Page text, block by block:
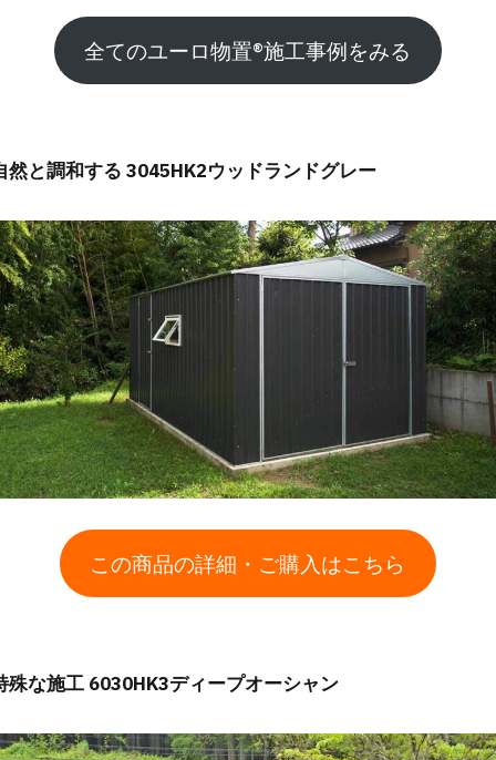
全てのユーロ物置®️施工事例をみる
然と調和する 3045HK2ウッドランドグレー
この商品の詳細・ご購入はこちら
殊な施工 6030HK3ディープオーシャン